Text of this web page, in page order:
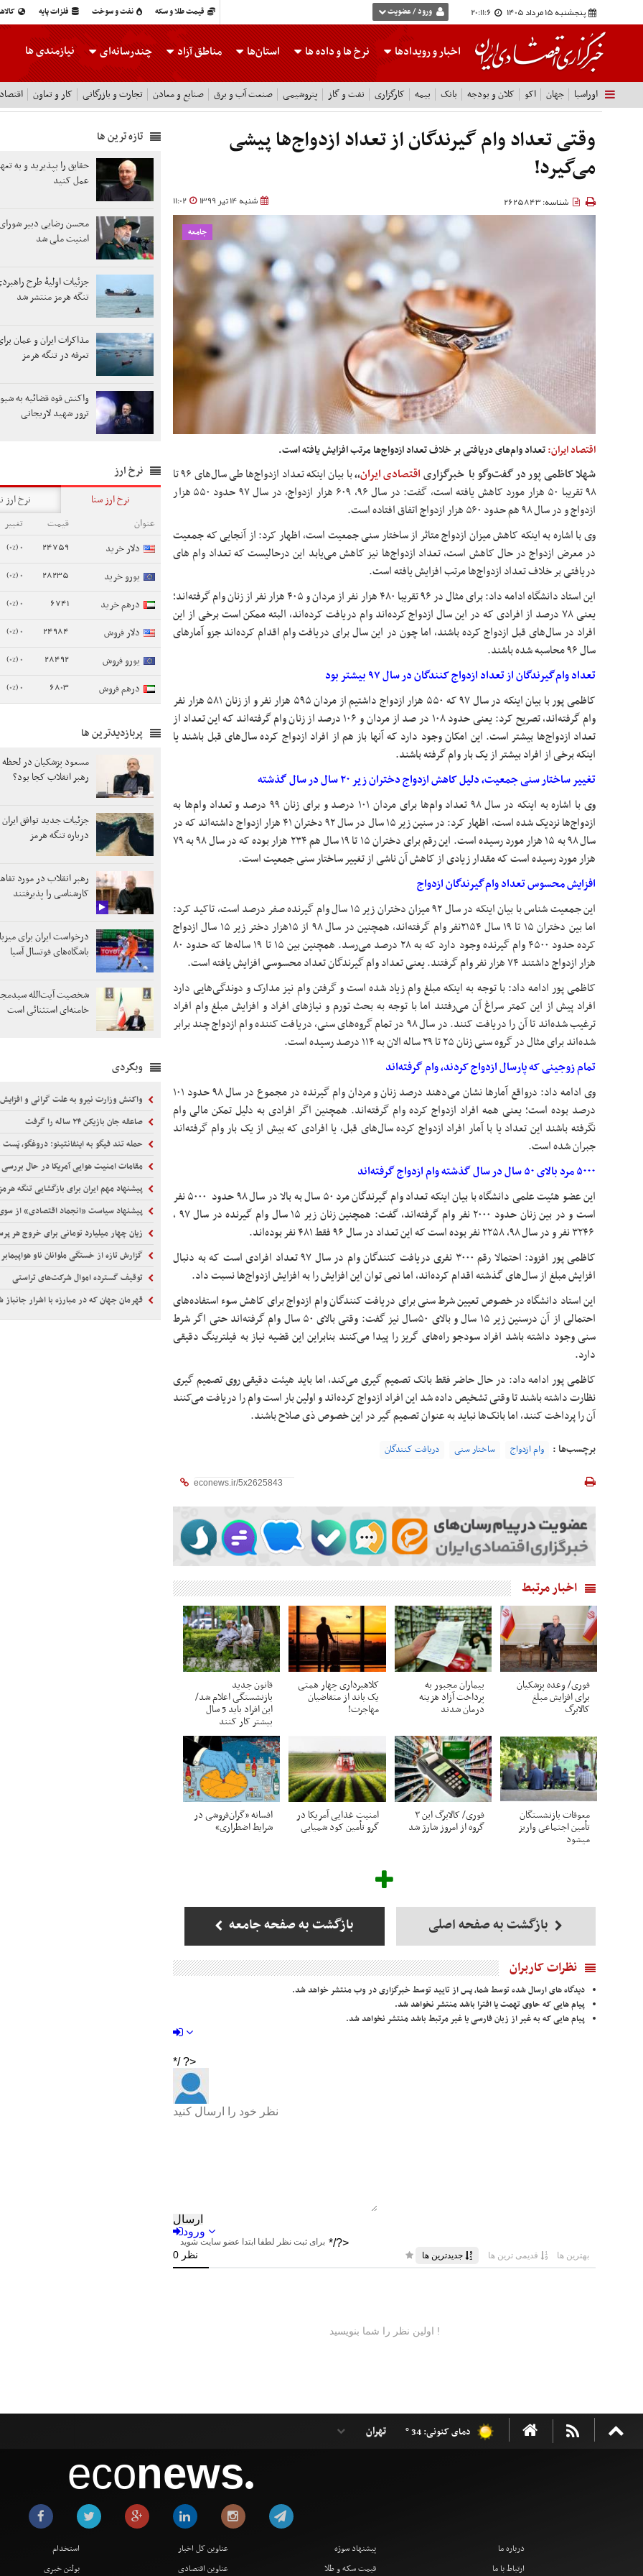
قیمت طلا و سکه نفت و سوخت فلزات پایه پنجشنبه 15 مرداد 1405 20:11:7 ورود / عضویت
اخبار و رویدادها نرخ هاو داده ها استان‌ها مناطق آزاد چندرسانه‌ای نیازمندی ها
اوراسیا جهان اکو کلان و بودجه بانک بیمه کارگزاری نفت و گاز پتروشیمی صنعت آب و برق صنایع و معادن تجارت و بازرگانی کار و تعاون
وقتی تعداد وام‌ گیرندگان از تعداد ازدواج‌ها پیشی
می‌گیرد!
شنبه 14 تیر 1399 11:02 شناسه: 2625843
جامعه
اقتصاد ایران:تعداد وام‌های دریافتی بر خلاف تعداد ازدواج‌ها مرتب افزایش یافته است.
شهلا کاظمی پور در گفت‌وگو با خبرگزاریاقتصادی ایران،،
با بیان اینکه تعداد ازدواج‌ها طی سال‌های ۹۶ تا
۹۸ تقریبا ۵۰ هزار مورد کاهش یافته است، گفت: در سال ۹۶، ۶۰۹ هزار ازدواج، در سال ۹۷ حدود ۵۵۰ هزار
ازدواج و در سال ۹۸ هم حدود ۵۶۰ هزار ازدواج اتفاق افتاده است.
وی با اشاره به اینکه کاهش میزان ازدواج متاثر از ساختار سنی جمعیت است، اظهار کرد: از آنجایی که جمعیت
در معرض ازدواج در حال کاهش است، تعداد ازدواج‌ها نیز کاهش می‌یابد این درحالیست که تعداد وام های
دریافتی بر خلاف تعداد ازدواج‌ها مرتب افزایش یافته است.
این استاد دانشگاه ادامه داد: برای مثال در ۹۶ تقریبا ۴۸۰ هزار نفر از مردان و ۴۰۵ هزار نفر از زنان وام گرفته‌اند؛
یعنی ۷۸ درصد از افرادی که در این سال ازدواج کرده‌اند وام دریافت کرده‌اند، البته ممکن است برخی از این
افراد در سال‌های قبل ازدواج کرده باشند، اما چون در این سال برای دریافت وام اقدام کرده‌اند جزو آمارهای
سال ۹۶ محاسبه شده باشند.
تعداد وام‌گیرندگان از تعداد ازدواج کنندگان در سال ۹۷ بیشتر بود
کاظمی پور با بیان اینکه در سال ۹۷ که ۵۵۰ هزار ازدواج داشتیم از مردان ۵۹۵ هزار نفر و از زنان ۵۸۱ هزار نفر
وام گرفته‌اند، تصریح کرد: یعنی حدود ۱۰۸ در صد از مردان و ۱۰۶ درصد از زنان وام گرفته‌اند که این تعداد از
تعداد ازدواج‌ها بیشتر است. این امکان وجود دارد که آنها باز هم از افراد ازدواج کرده سال‌های قبل باشند یا
اینکه برخی از افراد بیشتر از یک بار وام گرفته باشند.
تغییر ساختار سنی جمعیت، دلیل کاهش ازدواج دختران زیر ۲۰ سال در سال گذشته
وی با اشاره به اینکه در سال ۹۸ تعداد وام‌ها برای مردان ۱۰۱ درصد و برای زنان ۹۹ درصد و تعداد وام‌ها به
ازدواج‌ها نزدیک شده است، اظهار کرد: در سنین زیر ۱۵ سال در سال ۹۲ دختران ۴۱ هزار ازدواج داشته‌اند که در
سال ۹۸ به ۱۵ هزار مورد رسیده است. این رقم برای دختران ۱۵ تا ۱۹ سال هم ۲۳۴ هزار بوده که در سال ۹۸ به ۷۹
هزار مورد رسیده است که مقدار زیادی از کاهش آن ناشی از تغییر ساختار سنی جمعیت است.
افزایش محسوس تعداد وام‌گیرندگان ازدواج
این جمعیت شناس با بیان اینکه در سال ۹۲ میزان دختران زیر ۱۵ سال وام گیرنده صفر درصد است، تاکید کرد:
اما بین دختران ۱۵ تا ۱۹ سال ۲۱۵۴نفر وام گرفته‌اند، همچنین در سال ۹۸ از ۱۵هزار دختر زیر ۱۵ سال ازدواج
کرده حدود ۴۵۰۰ وام گیرنده وجود دارد که به ۲۸ درصد می‌رسد. همچنین بین ۱۵ تا ۱۹ ساله‌ها که حدود ۸۰
هزار ازدواج داشتند ۷۴ هزار نفر وام گرفتند. یعنی تعداد وام گیرندگان تعداد محسوسی افزایش یافته است.
کاظمی پور ادامه داد: با توجه به اینکه مبلغ وام زیاد شده است و گرفتن وام نیز مدارک و دوندگی‌هایی دارد
افراد پیش از این کمتر سراغ آن می‌رفتند اما با توجه به بحث تورم و نیازهای افراد و افزایش مبلغ وام افراد
ترغیب شده‌اند تا آن را دریافت کنند. در سال ۹۸ در تمام گروه‌های سنی، دریافت کننده وام ازدواج چند برابر
شده‌اند برای مثال در گروه سنی زنان ۲۵ تا ۲۹ ساله الان به ۱۱۴ درصد رسیده است.
تمام زوجینی که پارسال ازدواج کردند، وام گرفته‌اند
وی ادامه داد: درواقع آمارها نشان می‌دهند درصد زنان و مردان وام گیرنده در مجموع در سال ۹۸ حدود ۱۰۱
درصد بوده است؛ یعنی همه افراد ازدواج کرده وام گرفته‌اند. همچنین اگر افرادی به دلیل تمکن مالی وام
نگرفته باشند این تعداد یا با آمار افراد ازدواج کرده سال‌های قبل، یا افرادی که بیش از یک بار وام گرفته‌اند
جبران شده است.
۵۰۰۰ مرد بالای ۵۰ سال در سال گذشته وام ازدواج گرفته‌اند
این عضو هئیت علمی دانشگاه با بیان اینکه تعداد وام گیرندگان مرد ۵۰ سال به بالا در سال ۹۸ حدود ۵۰۰۰ نفر
است و در بین زنان حدود ۲۰۰۰ نفر وام گرفته‌اند، گفت: همچنین زنان زیر ۱۵ سال وام گیرنده در سال ۹۷ ،
کاظمی پور افزود: احتمالا رقم ۳۰۰۰ نفری دریافت کنندگان وام در سال ۹۷ تعداد افرادی است که به دنبال
افزایش مبلغ از سال‌های گذشته اقدام کرده‌اند، اما نمی توان این افزایش را به افزایش ازدواج‌ها نسبت داد.
این استاد دانشگاه در خصوص تعیین شرط سنی برای دریافت کنندگان وام ازدواج برای کاهش سوء استفاده‌های
احتمالی از آن درسنین زیر ۱۵ سال و بالای ۵۰سال نیز گفت: وقتی بالای ۵۰ سال وام گرفته‌اند حتی اگر شرط
سنی وجود داشته باشد افراد سودجو راه‌های گریز را پیدا می‌کنند بنابراین این قضیه نیاز به فیلترینگ دقیقی
دارد.
کاظمی پور ادامه داد: در حال حاضر فقط بانک تصمیم گیری می‌کند، اما باید هیئت دقیقی روی تصمیم گیری
نظارت داشته باشند تا وقتی تشخیص داده شد این افراد ازدواج کرده‌اند و اولین بار است وام را دریافت می‌کنند
آن را پرداخت کنند، اما بانک‌ها نباید به عنوان تصمیم گیر در این خصوص ذی صلاح باشند.
برچسب‌ها : وام ازدواج ساختار سنی دریافت کنندگان
اخبار مرتبط
فوری/ وعده پزشکیان
برای افزایش مبلغ
کالابرگ
بیماران مجبور به
پرداخت آزاد هزینه
درمان شدند
کلاهبرداری چهار همتی
یک باند از متقاضیان
مهاجرت!
قانون جدید
بازنشستگی اعلام شد/
این افراد باید 5 سال
بیشتر کار کنند
معوقات بازنشستگان
تأمین اجتماعی واریز
میشود
فوری/ کالابرگ این ۳
گروه از امروز شارژ شد
امنیت غذایی آمریکا در
گرو تأمین کود شمیایی
افسانه «گران‌فروشی در
شرایط اضطراری»
بازگشت به صفحه اصلی بازگشت به صفحه جامعه
نظرات کاربران
دیدگاه های ارسال شده توسط شما، پس از تایید توسط خبرگزاری در وب منتشر خواهد شد.
پیام هایی که حاوی تهمت یا افترا باشد منتشر نخواهد شد.
پیام هایی که به غیر از زبان فارسی یا غیر مرتبط باشد منتشر نخواهد شد.
تازه ترین ها
حقایق را بپذیرید و به
عمل کنید
محسن رضایی دبیر
امنیت ملی شد
جزئیات اولیۀ طرح
تنگه هرمز منتشر شد
مذاکرات ایران و عمان
تعرفه در تنگه هرمز
واکنش قوه قضائیه به
ترور شهید لاریجانی
نرخ ارز
نرخ ارز سنا
نرخ ارز
عنوان
قیمت
تغییر
دلار خرید
24759
0 (0%)
یورو خرید 28235
0 (0%)
درهم خرید 6741
0 (0%)
دلار فروش 24984
0 (0%)
یورو فروش 28492
0 (0%)
درهم فروش 6803
0 (0%)
پربازدیدترین ها
مسعود پزشکیان در
رهبر انقلاب کجا بود؟
جزئیات جدید توافق
درباره تنگه هرمز
رهبر انقلاب در مورد
کارشناسی را پذیرفتند
درخواست ایران برای
باشگاه‌های فوتسال آسیا
شخصیت آیت‌الله
خامنه‌ای استثنائی است
وبگردی
واکنش وزارت نیرو به علت گرانی و
صاعقه جان بازیکن ۲۴ ساله را گرفت
حمله تند فیگو به اینفانتینو: دروغگو،
مقامات امنیت هوایی آمریکا در حال
پیشنهاد مهم ایران برای بازگشایی تنگه
پیشنهاد سیاست «انجماد اقتصادی» از سوی یک
زیان چهار میلیارد تومانی برای خروج هر
گزارش تازه از خستگی ملوانان ناو هواپیمابر
توقیف گسترده اموال شرکت‌های تراستی
قهرمان جهان که در مبارزه با اشرار جانباز
دمای کنونی: 34 °
econews●
درباره ما
ارتباط با ما
پیشنهاد سوژه
قیمت سکه و طلا
عناوین کل اخبار
عناوین اقتصادی
استخدام
بولتن خبری